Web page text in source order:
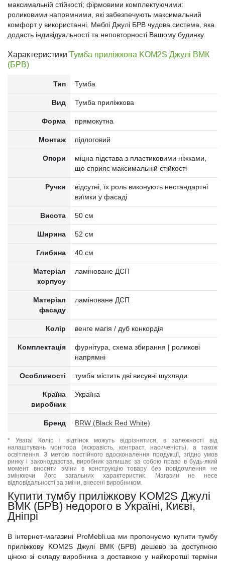
максимальній стійкості; фірмовими комплектуючими:
роликовими напрямними, які забезпечують максимальний
комфорт у використанні. Меблі Джулі БРВ чудова система, яка
додасть індивідуальності та неповторності Вашому будинку.
Характеристики Тумба приліжкова KOM2S Джулі ВМК
(БРВ)
Тип Тумба
Вид Тумба приліжкова
Форма прямокутна
Монтаж підлоговий
Опори
міцна підстава з пластиковими ніжками,
що сприяє максимальній стійкості
Ручки
відсутні, їх роль виконують нестандартні
виїмки у фасаді
Висота 50 см
Ширина 52 см
Глибина 40 см
Матеріал
корпусу
ламіноване ДСП
Матеріал
фасаду
ламіноване ДСП
Колір венге магія / дуб конкордія
Комплектація
фурнітура, схема збирання | роликові
напрямні
Особливості тумба містить дві висувні шухляди
Країна
виробник
Україна
Бренд BRW (Black Red White)
* Увага! Колір і відтінок можуть відрізнятися, в залежності від
налаштувань монітора (яскравість, контраст, насиченість), а також
освітлення. З метою постійного вдосконалення продукції, згідно умов
ринку і законодавства, виробник залишає за собою право в будь-який
момент вносити зміни в конструкцію товару без повідомлення не
змінюючи його загальних характеристик. Магазин не несе
відповідальності за зміни, внесені виробником.
Купити тумбу приліжкову KOM2S Джулі
ВМК (БРВ) недорого в Україні, Києві,
Дніпрі
В інтернет-магазині ProMebli.ua ми пропонуємо купити тумбу
приліжкову KOM2S Джулі ВМК (БРВ) дешево за доступною
ціною зі складу виробника з доставкою у найкоротші терміни